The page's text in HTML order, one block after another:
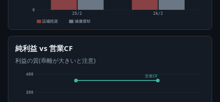
0
25/2
26/2
設備投資
減価償却
純利益 vs 営業CF
利益の質(乖離が大きいと注意)
300
400 営業CF